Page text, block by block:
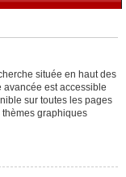
située en haut des
avancée est accessible
sur toutes les pages
thèmes graphiques